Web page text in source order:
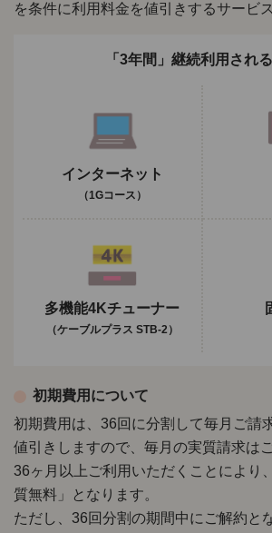
を条件に利用料金を値引きするサービス
「3年間」継続利用され
インターネット
（1Gコース）
多機能4Kチューナー
（ケーブルプラス STB-2）
初期費用について
初期費用は、36回に分割して毎月ご請
値引きしますので、毎月の実質請求は
36ヶ月以上ご利用いただくことにより
質無料」となります。
ただし、36回分割の期間中にご解約と